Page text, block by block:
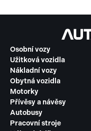
Osobní vozy
Užitková vozidla
Nákladní vozy
Obytná vozidla
Motorky
Přívěsy a návěsy
Autobusy
Pracovní stroje